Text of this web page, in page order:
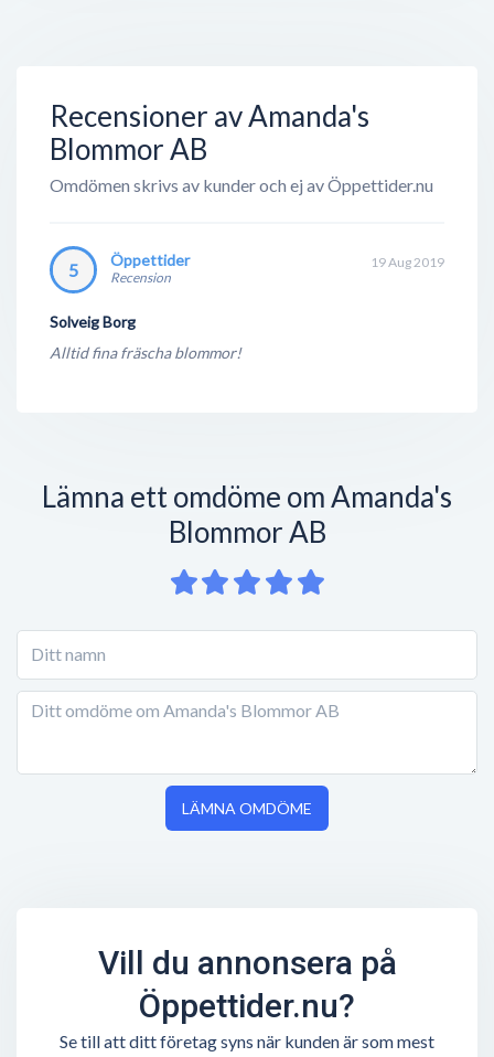
Recensioner av Amanda's
Blommor AB
Omdömen skrivs av kunder och ej av Öppettider.nu
5 Öppettider
Recension
Solveig Borg
19 Aug 2019
Alltid fina fräscha blommor!
Lämna ett omdöme om Amanda's
Blommor AB
LÄMNA OMDÖME
Vill du annonsera på
Öppettider.nu?
Se till att ditt företag syns när kunden är som mest